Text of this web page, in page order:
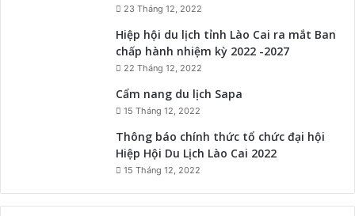
23 Tháng 12, 2022
Hiệp hội du lịch tỉnh Lào Cai ra mắt Ban
chấp hành nhiệm kỳ 2022 -2027
22 Tháng 12, 2022
Cẩm nang du lịch Sapa
15 Tháng 12, 2022
Thông báo chính thức tổ chức đại hội
Hiệp Hội Du Lịch Lào Cai 2022
15 Tháng 12, 2022